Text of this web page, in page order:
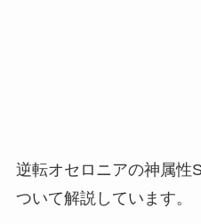
逆転オセロニアの神属性
ついて解説しています。